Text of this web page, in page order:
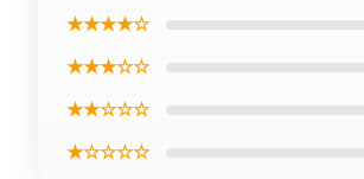
★★★★☆
★★★☆☆
★★☆☆☆
★☆☆☆☆